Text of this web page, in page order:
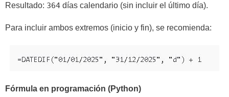
Resultado: 364 días calendario (sin incluir el último día).
Para incluir ambos extremos (inicio y fin), se recomienda:
Fórmula en programación (Python)